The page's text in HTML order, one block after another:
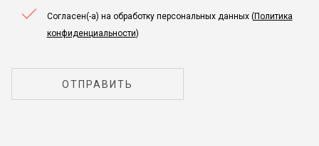
Согласен(-а) на обработку персональных данных (Политика
конфиденциальности)
ОТПРАВИТЬ